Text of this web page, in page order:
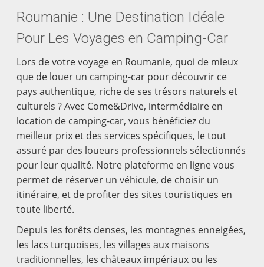
Roumanie : Une Destination Idéale
Pour Les Voyages en Camping-Car
Lors de votre voyage en Roumanie, quoi de mieux
que de louer un camping-car pour découvrir ce
pays authentique, riche de ses trésors naturels et
culturels ? Avec Come&Drive, intermédiaire en
location de camping-car, vous bénéficiez du
meilleur prix et des services spécifiques, le tout
assuré par des loueurs professionnels sélectionnés
pour leur qualité. Notre plateforme en ligne vous
permet de réserver un véhicule, de choisir un
itinéraire, et de profiter des sites touristiques en
toute liberté.
Depuis les forêts denses, les montagnes enneigées,
les lacs turquoises, les villages aux maisons
traditionnelles, les châteaux impériaux ou les